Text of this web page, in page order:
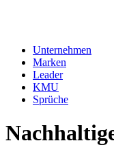
Unternehmen
Marken
Leader
KMU
Sprüche